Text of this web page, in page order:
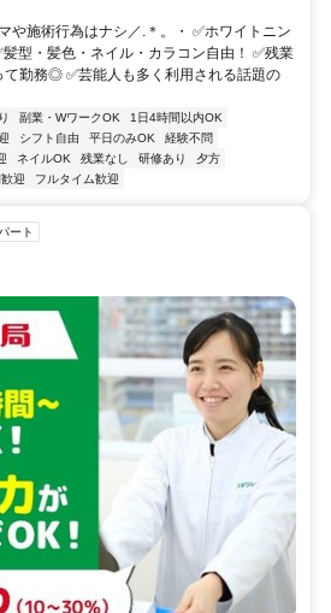
や施術行為はナシ／.＊。・ ✅ホワイトニン
髪型・髪色・ネイル・カラコン自由！ ✅残業
勤務◎ ✅芸能人も多く利用される話題の
副業・WワークOK
1日4時間以内OK
シフト自由 平日のみOK
経験不問
ネイルOK 残業なし 研修あり
夕方
迎 フルタイム歓迎
ート